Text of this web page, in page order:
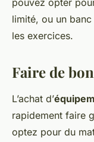
pouvez opter
limité, ou un
les exercices.
Faire de
L’achat d’
rapidement faire
optez pour du